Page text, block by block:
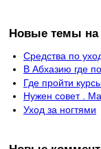
Новые темы
Средства по
В Абхазию где
Где пройти
Нужен совет .
Уход за ногтями